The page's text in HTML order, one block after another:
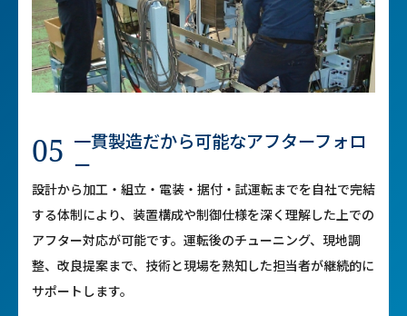
05 一貫製造だから可能なアフターフォロ
ー
設計から加工・組立・電装・据付・試運転までを自社で完結
する体制により、装置構成や制御仕様を深く理解した上での
アフター対応が可能です。運転後のチューニング、現地調
整、改良提案まで、技術と現場を熟知した担当者が継続的に
サポートします。